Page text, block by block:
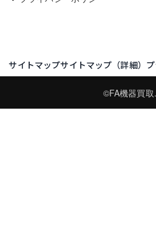
サイトマップサイトマップ（詳細）
©FA機器買